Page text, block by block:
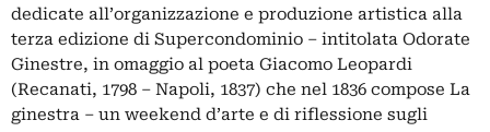
dedicate all’organizzazione e produzione artistica alla
terza edizione di Supercondominio – intitolata Odorate
Ginestre, in omaggio al poeta Giacomo Leopardi
(Recanati, 1798 – Napoli, 1837) che nel 1836 compose La
ginestra – un weekend d’arte e di riflessione sugli